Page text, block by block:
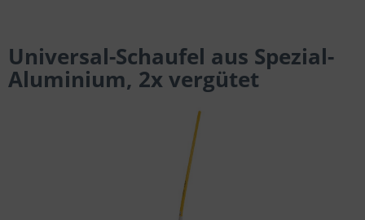
Universal-Schaufel aus Spezial-
Aluminium, 2x vergütet